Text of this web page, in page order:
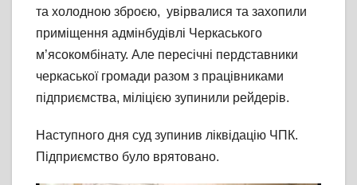
та холодною зброєю, увірвалися та захопили
приміщення адмінбудівлі Черкаського
м’ясокомбінату. Але пересічні пердставники
черкаської громади разом з працівниками
підприємства, міліцією зупинили рейдерів.
Наступного дня суд зупинив ліквідацію ЧПК.
Підприємство було врятовано.